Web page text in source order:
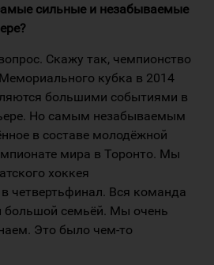
сильные и незабываемые
Скажу так, чемпионство
кубка в 2014
большими событиями в
Но самым незабываемым
в составе молодёжной
мира в Торонто. Мы
хоккея
четвертьфинал. Вся команда
большой семьёй. Мы очень
Это было чем-то